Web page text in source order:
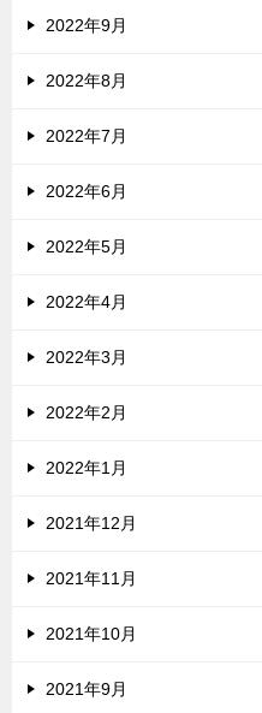
2022年9月
2022年8月
2022年7月
2022年6月
2022年5月
2022年4月
2022年3月
2022年2月
2022年1月
2021年12月
2021年11月
2021年10月
2021年9月